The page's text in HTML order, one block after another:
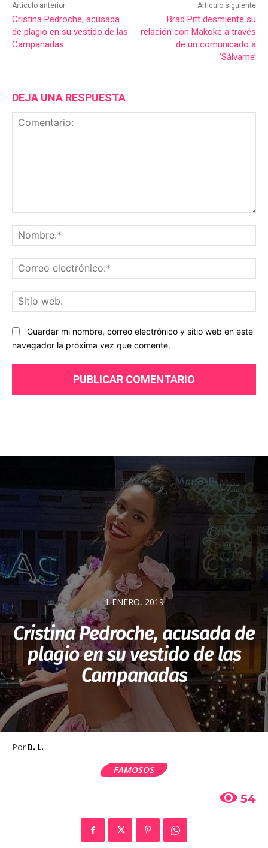
Artículo anterior
Cristina Pedroche, acusada
de plagio en su vestido de las
Campanadas
Artículo siguiente
Brad Pitt desmiente su
relación con Makoke a través
de un comunicado a
‘Sálvame’
DEJA UNA RESPUESTA
Guardar mi nombre, correo electrónico y sitio web en este
navegador la próxima vez que comente.